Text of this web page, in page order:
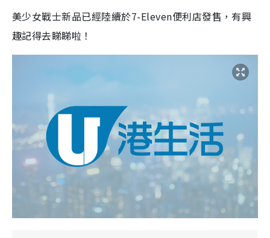
美少女戰士新品已經陸續於7-Eleven便利店發售，有興
趣記得去睇睇啦！